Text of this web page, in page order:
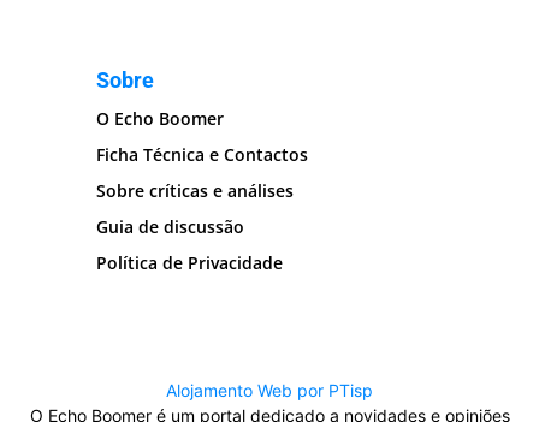
Sobre
O Echo Boomer
Ficha Técnica e Contactos
Sobre críticas e análises
Guia de discussão
Política de Privacidade
Alojamento Web por PTisp
O Echo Boomer é um portal dedicado a novidades e opiniões